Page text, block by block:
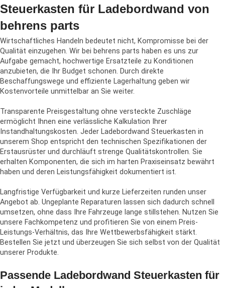
Steuerkasten für Ladebordwand von
behrens parts
Wirtschaftliches Handeln bedeutet nicht, Kompromisse bei der
Qualität einzugehen. Wir bei behrens parts haben es uns zur
Aufgabe gemacht, hochwertige Ersatzteile zu Konditionen
anzubieten, die Ihr Budget schonen. Durch direkte
Beschaffungswege und effiziente Lagerhaltung geben wir
Kostenvorteile unmittelbar an Sie weiter.
Transparente Preisgestaltung ohne versteckte Zuschläge
ermöglicht Ihnen eine verlässliche Kalkulation Ihrer
Instandhaltungskosten. Jeder Ladebordwand Steuerkasten in
unserem Shop entspricht den technischen Spezifikationen der
Erstausrüster und durchläuft strenge Qualitätskontrollen. Sie
erhalten Komponenten, die sich im harten Praxiseinsatz bewährt
haben und deren Leistungsfähigkeit dokumentiert ist.
Langfristige Verfügbarkeit und kurze Lieferzeiten runden unser
Angebot ab. Ungeplante Reparaturen lassen sich dadurch schnell
umsetzen, ohne dass Ihre Fahrzeuge lange stillstehen. Nutzen Sie
unsere Fachkompetenz und profitieren Sie von einem Preis-
Leistungs-Verhältnis, das Ihre Wettbewerbsfähigkeit stärkt.
Bestellen Sie jetzt und überzeugen Sie sich selbst von der Qualität
unserer Produkte.
Passende Ladebordwand Steuerkasten für